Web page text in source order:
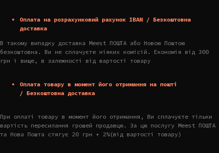
Оплата на розрахунковий рахунок IBAN / Безкоштовна
доставка
В такому випадку доставка Meest ПОШТА або Новою Поштою
безкоштовна. Ви не сплачуєте ніяких комісій. Економія від 300
грн і вище, в залежності від вартості товару
Оплата товару в момент його отримання на пошті
/ Безкоштовна доставка
При оплаті товару в момент його отримання, Ви сплачуєте тільки
вартість пересилання грошей продавцю. За цю послугу Meest ПОШТА
та Нова Пошта стягує 20 грн + 2%(від вартості товару)